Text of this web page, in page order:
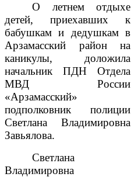
О летнем отдыхе
детей, приехавших к
бабушкам и дедушкам в
Арзамасский район на
каникулы, доложила
начальник ПДН Отдела
МВД России
«Арзамасский»
подполковник полиции
Светлана Владимировна
Завьялова.
Светлана
Владимировна